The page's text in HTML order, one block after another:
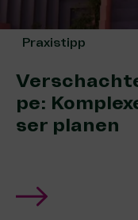
Praxistipp
pe:
ser planen